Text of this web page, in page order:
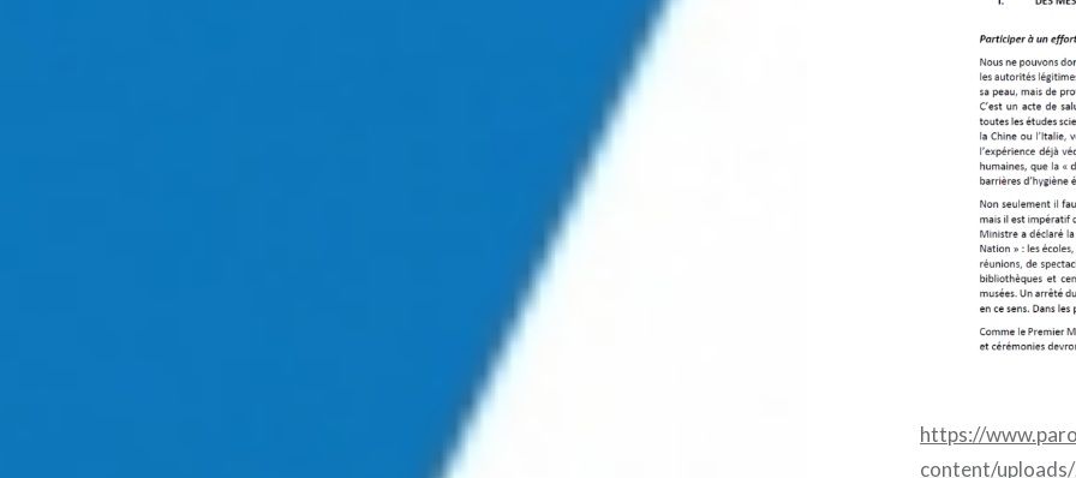
https://
content/